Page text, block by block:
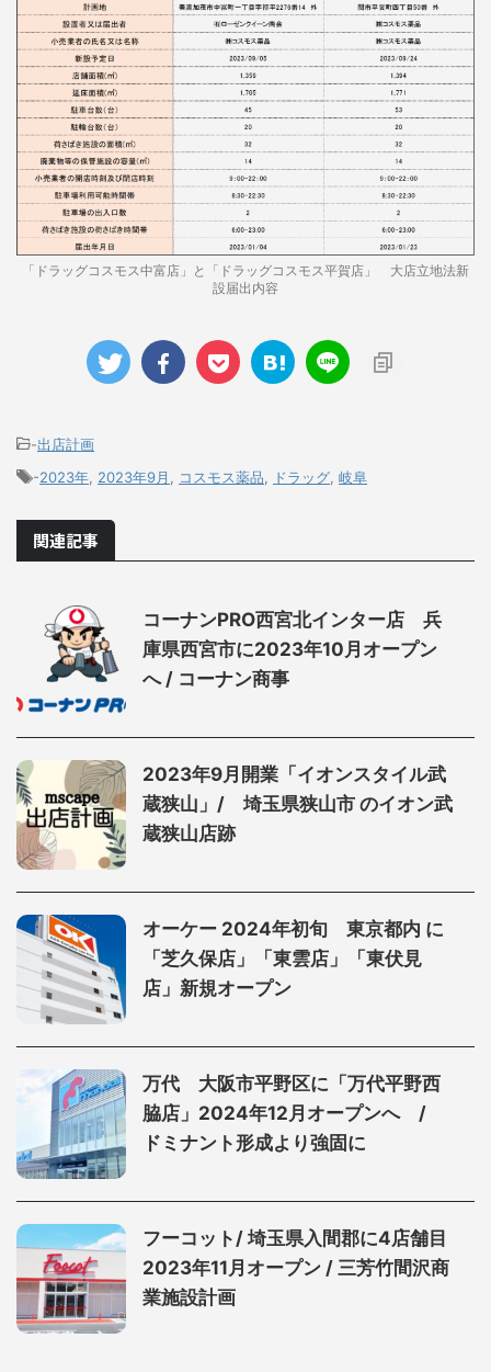
「ドラッグコスモス中富店」と「ドラッグコスモス平賀店」 大店立地法新
設届出内容
-出店計画
-2023年 2023年9月 コスモス薬品 ドラッグ 岐阜
関連記事
コーナンPRO西宮北インター店 兵
庫県西宮市に2023年10月オープン
へ / コーナン商事
2023年9月開業「イオンスタイル武
蔵狭山」/ 埼玉県狭山市 のイオン武
蔵狭山店跡
オーケー 2024年初旬 東京都内 に
「芝久保店」「東雲店」「東伏見
店」新規オープン
万代 大阪市平野区に「万代平野西
脇店」2024年12月オープンへ /
ドミナント形成より強固に
フーコット/ 埼玉県入間郡に4店舗目
2023年11月オープン / 三芳竹間沢商
業施設計画